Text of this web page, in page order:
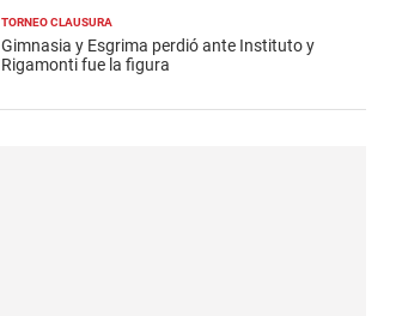
TORNEO CLAUSURA
Gimnasia y Esgrima perdió ante Instituto y
Rigamonti fue la figura